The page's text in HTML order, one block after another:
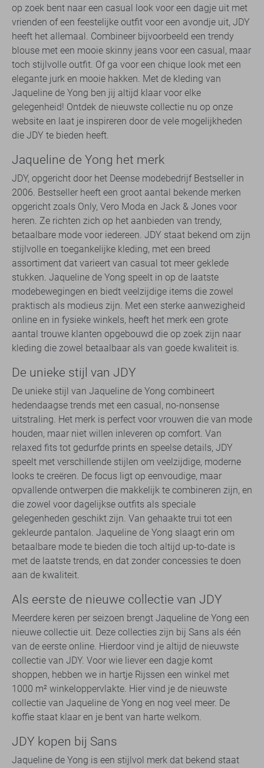
op zoek bent naar een casual look voor een dagje uit met
vrienden of een feestelijke outfit voor een avondje uit, JDY
heeft het allemaal. Combineer bijvoorbeeld een trendy
blouse met een mooie skinny jeans voor een casual, maar
toch stijlvolle outfit. Of ga voor een chique look met een
elegante jurk en mooie hakken. Met de kleding van
Jaqueline de Yong ben jij altijd klaar voor elke
gelegenheid! Ontdek de nieuwste collectie nu op onze
website en laat je inspireren door de vele mogelijkheden
die JDY te bieden heeft.
Jaqueline de Yong het merk
JDY, opgericht door het Deense modebedrijf Bestseller in
2006. Bestseller heeft een groot aantal bekende merken
opgericht zoals Only, Vero Moda en Jack & Jones voor
heren. Ze richten zich op het aanbieden van trendy,
betaalbare mode voor iedereen. JDY staat bekend om zijn
stijlvolle en toegankelijke kleding, met een breed
assortiment dat varieert van casual tot meer geklede
stukken. Jaqueline de Yong speelt in op de laatste
modebewegingen en biedt veelzijdige items die zowel
praktisch als modieus zijn. Met een sterke aanwezigheid
online en in fysieke winkels, heeft het merk een grote
aantal trouwe klanten opgebouwd die op zoek zijn naar
kleding die zowel betaalbaar als van goede kwaliteit is.
De unieke stijl van JDY
De unieke stijl van Jaqueline de Yong combineert
hedendaagse trends met een casual, no-nonsense
uitstraling. Het merk is perfect voor vrouwen die van mode
houden, maar niet willen inleveren op comfort. Van
relaxed fits tot gedurfde prints en speelse details, JDY
speelt met verschillende stijlen om veelzijdige, moderne
looks te creëren. De focus ligt op eenvoudige, maar
opvallende ontwerpen die makkelijk te combineren zijn, en
die zowel voor dagelijkse outfits als speciale
gelegenheden geschikt zijn. Van gehaakte trui tot een
gekleurde pantalon. Jaqueline de Yong slaagt erin om
betaalbare mode te bieden die toch altijd up-to-date is
met de laatste trends, en dat zonder concessies te doen
aan de kwaliteit.
Als eerste de nieuwe collectie van JDY
Meerdere keren per seizoen brengt Jaqueline de Yong een
nieuwe collectie uit. Deze collecties zijn bij Sans als één
van de eerste online. Hierdoor vind je altijd de nieuwste
collectie van JDY. Voor wie liever een dagje komt
shoppen, hebben we in hartje Rijssen een winkel met
1000 m² winkeloppervlakte. Hier vind je de nieuwste
collectie van Jaqueline de Yong en nog veel meer. De
koffie staat klaar en je bent van harte welkom.
JDY kopen bij Sans
Jaqueline de Yong is een stijlvol merk dat bekend staat